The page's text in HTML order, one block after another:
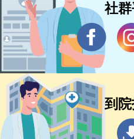
社
到